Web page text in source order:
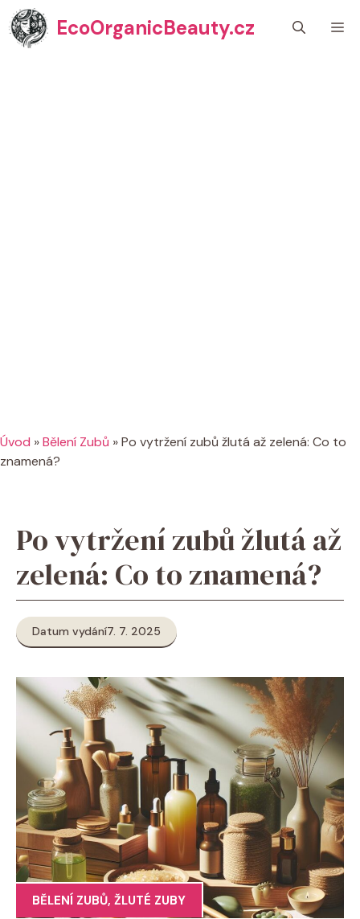
Přeskočit
na
obsah
EcoOrganicBeauty.cz
Úvod »Bělení Zubů »Po vytržení zubů žlutá až zelená: Co to
znamená?
Po vytržení zubů žlutá až
zelená: Co to znamená?
Datum vydání7. 7. 2025
BĚLENÍ ZUBŮ, ŽLUTÉ ZUBY